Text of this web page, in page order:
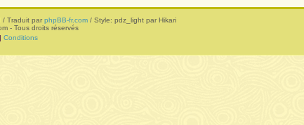
/ Traduit par phpBB-fr.com/ Style: pdz_light par Hikari
- Tous droits réservés
| Conditions